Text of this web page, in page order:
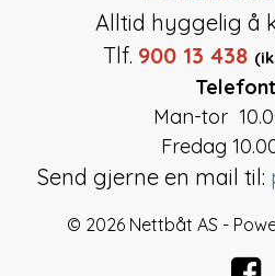
Alltid hyggelig å
Tlf. 900 13 438
Man-tor
Fredag
Send gjerne en mail til:
© 2026 Nettbåt AS -